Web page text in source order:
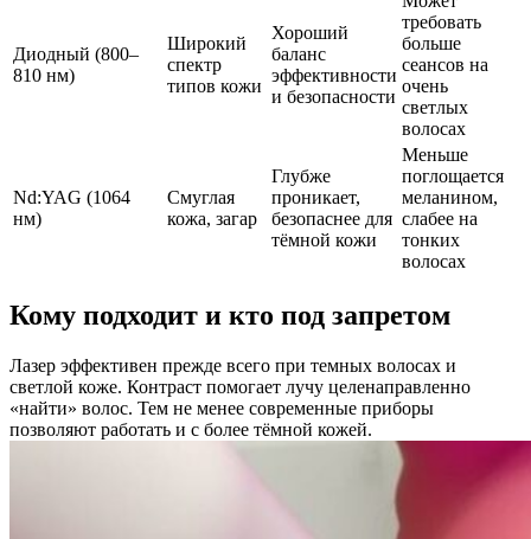
Диодный (800–
810 нм)
Широкий
спектр
типов кожи
Хороший
баланс
эффективности
и безопасности
требовать
больше
сеансов на
очень
светлых
волосах
Nd:YAG (1064
нм)
Смуглая
кожа, загар
Глубже
проникает,
безопаснее для
тёмной кожи
Меньше
поглощается
меланином,
слабее на
тонких
волосах
Кому подходит и кто под запретом
Лазер эффективен прежде всего при темных волосах и
светлой коже. Контраст помогает лучу целенаправленно
«найти» волос. Тем не менее современные приборы
позволяют работать и с более тёмной кожей.